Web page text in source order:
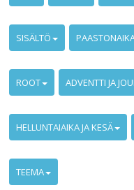
SISÄLTÖ
ROOT ADVENTTI JA
HELLUNTAIAIKA JA KESÄ
TEEMA